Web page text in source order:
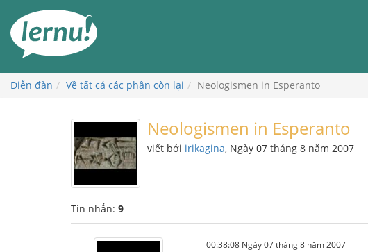
đến
phần
dung
Diễn đàn Về tất cả các phần còn lại Neologismen in Esperanto
Neologismen in Esperanto
viết bởi irikagina, Ngày 07 tháng 8 năm 2007
Tin nhắn: 9
00:38:08 Ngày 07 tháng 8 năm 2007